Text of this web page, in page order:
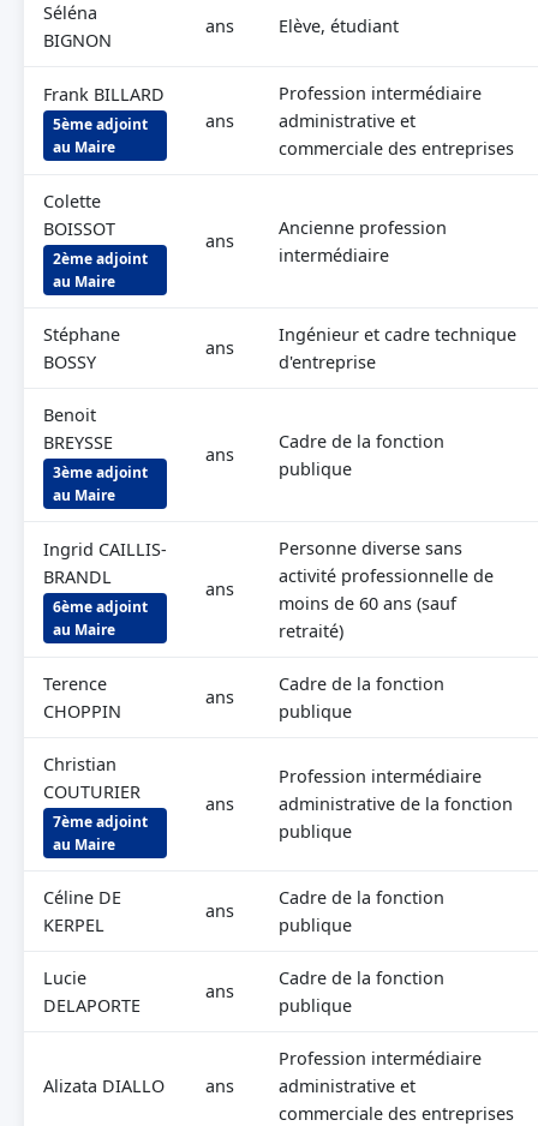
Séléna
BIGNON
ans Elève, étudiant
Frank BILLARD
5ème adjoint
au Maire
ans
Profession intermédiaire
administrative et
commerciale des entreprises
Colette
BOISSOT
2ème adjoint
au Maire
ans
Ancienne profession
intermédiaire
Stéphane
BOSSY
ans
Ingénieur et cadre technique
d'entreprise
Benoit
BREYSSE
3ème adjoint
au Maire
ans
Cadre de la fonction
publique
Ingrid CAILLIS-
BRANDL
6ème adjoint
au Maire
ans
Personne diverse sans
activité professionnelle de
moins de 60 ans (sauf
retraité)
Terence
CHOPPIN
ans
Cadre de la fonction
publique
Christian
COUTURIER
7ème adjoint
au Maire
ans
Profession intermédiaire
administrative de la fonction
publique
Céline DE
KERPEL
ans
Cadre de la fonction
publique
Lucie
DELAPORTE
ans
Cadre de la fonction
publique
Alizata DIALLO ans
Profession intermédiaire
administrative et
commerciale des entreprises